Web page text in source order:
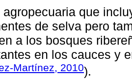
agropecuaria que
de selva pero
a los bosques
en los cauces y
Martínez, 2010).